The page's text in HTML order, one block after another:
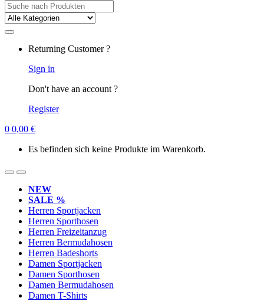
Returning Customer ?
Sign in
Don't have an account ?
Register
0 0,00 €
Es befinden sich keine Produkte im Warenkorb.
NEW
SALE %
Herren Sportjacken
Herren Sporthosen
Herren Freizeitanzug
Herren Bermudahosen
Herren Badeshorts
Damen Sportjacken
Damen Sporthosen
Damen Bermudahosen
Damen T-Shirts